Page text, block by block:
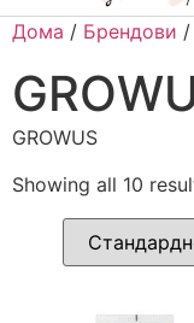
Дома / Брендови /
GROWUS
Showing all 10